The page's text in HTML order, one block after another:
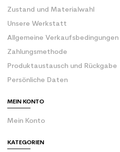
Zustand und Materialwahl
Unsere Werkstatt
Allgemeine Verkaufsbedingungen
Zahlungsmethode
Produktaustausch und Rückgabe
Persönliche Daten
MEIN KONTO
Mein Konto
KATEGORIEN